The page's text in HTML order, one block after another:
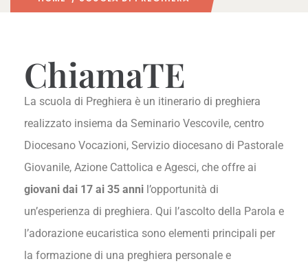
ChiamaTE
La scuola di Preghiera è un itinerario di preghiera
realizzato insiema da Seminario Vescovile, centro
Diocesano Vocazioni, Servizio diocesano di Pastorale
Giovanile, Azione Cattolica e Agesci, che offre ai
giovani dai 17 ai 35 anni l’opportunità di
un’esperienza di preghiera. Qui l’ascolto della Parola e
l’adorazione eucaristica sono elementi principali per
la formazione di una preghiera personale e